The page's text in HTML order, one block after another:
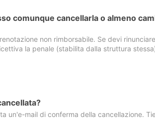
comunque cancellarla o almeno
non rimborsabile. Se devi
la penale (stabilita dalla struttura
un'e-mail di conferma della cancellazione.